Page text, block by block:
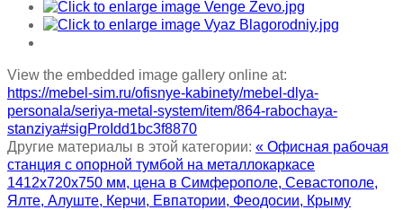
View the embedded image gallery online at:
https://mebel-sim.ru/ofisnye-kabinety/mebel-dlya-
personala/seriya-metal-system/item/864-rabochaya-
stanziya#sigProIdd1bc3f8870
Другие материалы в этой категории: « Офисная рабочая
станция с опорной тумбой на металлокаркасе
1412х720х750 мм, цена в Симферополе, Севастополе,
Ялте, Алуште, Керчи, Евпатории, Феодосии, Крыму